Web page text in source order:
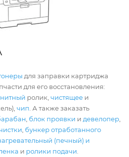
для заправки картриджа
для его восстановления:
ролик, чистящее и
чип . А также заказать
блок проявки и девелопер
бункер отработанного
(печный) и
и ролики подачи